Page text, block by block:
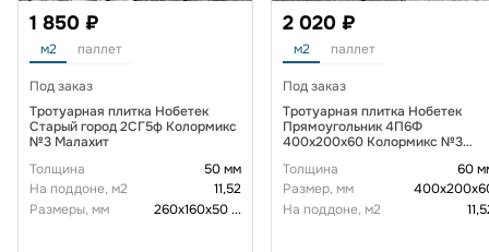
1 850 ₽
м2 паллет
Под заказ
Тротуарная плитка Нобетек
Старый город 2СГ5ф Колормикс
№3 Малахит
Толщина
50 мм
На поддоне, м2
11,52
Размеры, мм
260x160x50...
2 020 ₽
м2 паллет
Под заказ
Тротуарная плитка Нобетек
Прямоугольник 4П6Ф
400x200x60 Колормикс №3
Толщина
60
Размер, мм
На поддоне, м2